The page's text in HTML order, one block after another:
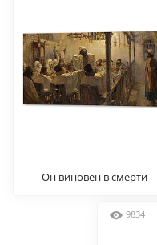
Он виновен в смерти
9834